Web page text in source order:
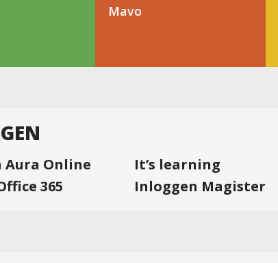
Mavo
Aura Online
It’s learning
Inloggen Magister
365